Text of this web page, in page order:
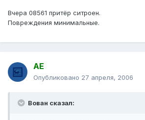
Вчера 08561 притёр ситроен.
Повреждения минимальные.
АЕ
Опубликовано 27 апреля, 2006
Вован сказал: